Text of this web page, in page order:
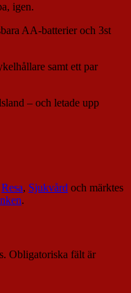
igen.
AA-batterier och 3st
samt ett par
– och letade upp
Resa, Sjukvård och märktes
.
Obligatoriska fält är